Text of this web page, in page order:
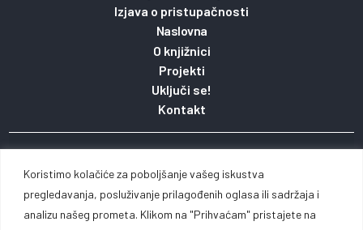
Koristimo kolačiće za poboljšanje vašeg iskustva
pregledavanja, posluživanje prilagođenih oglasa ili sadržaja i
analizu našeg prometa. Klikom na "Prihvaćam" pristajete na
Izjava o pristupačnosti
Naslovna
O knjižnici
Projekti
Uključi se!
Kontakt
Copyright 2023. © Gradska knjižnica i čitaonica
Vinkovci pridržava pravo na sadržaj stranice / Web
byMichel studio